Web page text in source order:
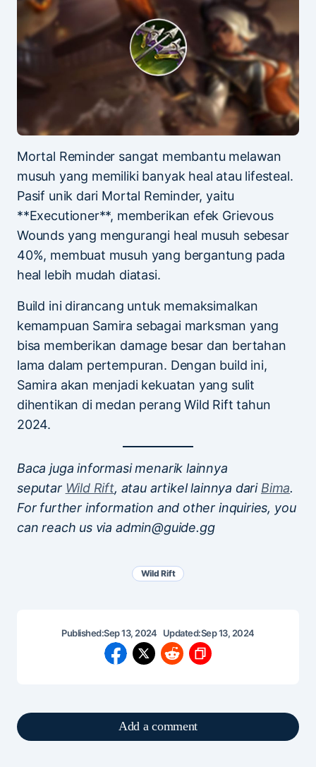
Mortal Reminder sangat membantu melawan
musuh yang memiliki banyak heal atau lifesteal.
Pasif unik dari Mortal Reminder, yaitu
**Executioner**, memberikan efek Grievous
Wounds yang mengurangi heal musuh sebesar
40%, membuat musuh yang bergantung pada
heal lebih mudah diatasi.
Build ini dirancang untuk memaksimalkan
kemampuan Samira sebagai marksman yang
bisa memberikan damage besar dan bertahan
lama dalam pertempuran. Dengan build ini,
Samira akan menjadi kekuatan yang sulit
dihentikan di medan perang Wild Rift tahun
2024.
Baca juga informasi menarik lainnya
seputar Wild Rift, atau artikel lainnya dari Bima.
For further information and other inquiries, you
can reach us via admin@guide.gg
Wild Rift
Published:Sep 13, 2024 Updated:Sep 13, 2024
Add a comment